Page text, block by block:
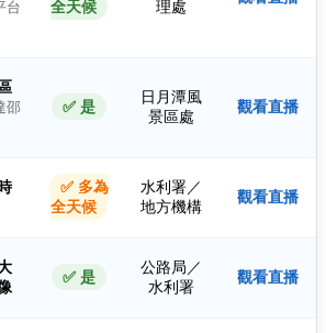
台
全天候
理處
邵
✅ 是
日月潭風
景區處
觀看直播
✅ 多為
全天候
水利署／
地方機構
觀看直播
✅ 是
公路局／
水利署
觀看直播